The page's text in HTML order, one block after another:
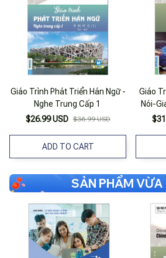
Giáo Trình Phát Triển Hán Ngữ -
Nghe Trung Cấp 1
$26.99 USD $36.99 USD
ADD TO CART
Giáo
Nói-
SẢN PHẨM VỪA